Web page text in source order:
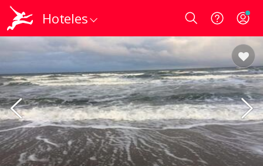
Hoteles Login